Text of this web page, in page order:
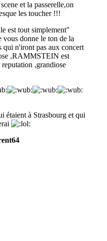
et la passerelle,on
les toucher !!!
est tout simplement"
vous donne le ton de la
qui n'iront pas aux concert
,RAMMSTEIN est
,grandiose
étaient à Strasbourg et qui